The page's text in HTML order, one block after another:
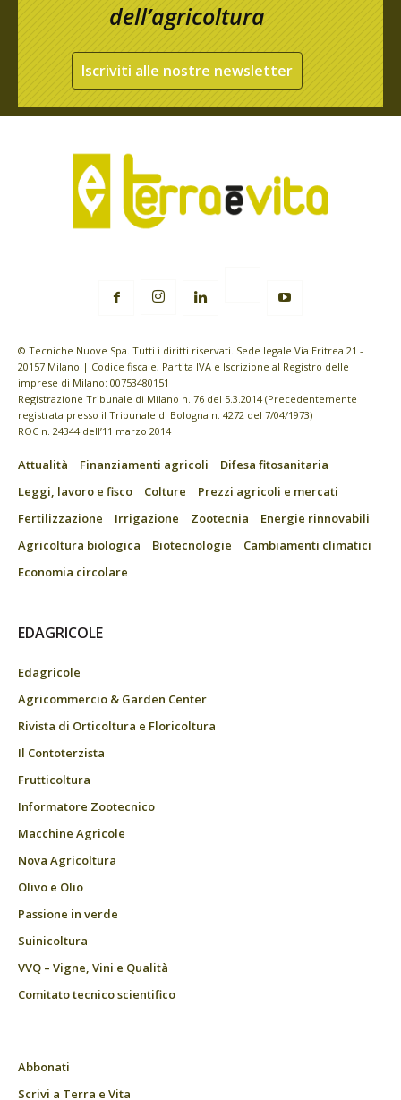
dell’agricoltura
Iscriviti alle nostre newsletter
© Tecniche Nuove Spa. Tutti i diritti riservati. Sede legale Via Eritrea 21 -
20157 Milano | Codice fiscale, Partita IVA e Iscrizione al Registro delle
imprese di Milano: 00753480151
Registrazione Tribunale di Milano n. 76 del 5.3.2014 (Precedentemente
registrata presso il Tribunale di Bologna n. 4272 del 7/04/1973)
ROC n. 24344 dell’11 marzo 2014
Attualità Finanziamenti agricoli
Difesa fitosanitaria
Leggi, lavoro e fisco
Colture
Prezzi agricoli e mercati
Fertilizzazione
Irrigazione Zootecnia
Energie rinnovabili
Agricoltura biologica
Biotecnologie
Cambiamenti climatici
Economia circolare
EDAGRICOLE
Edagricole
Agricommercio & Garden Center
Rivista di Orticoltura e Floricoltura
Il Contoterzista
Frutticoltura
Informatore Zootecnico
Macchine Agricole
Nova Agricoltura
Olivo e Olio
Passione in verde
Suinicoltura
VVQ – Vigne, Vini e Qualità
Comitato tecnico scientifico
Abbonati
Scrivi a Terra e Vita